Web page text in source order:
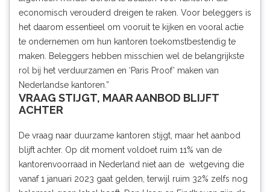
economisch verouderd dreigen te raken. Voor beleggers is
het daarom essentieel om vooruit te kijken en vooral actie
te ondernemen om hun kantoren toekomstbestendig te
maken. Beleggers hebben misschien wel de belangrijkste
rol bij het verduurzamen en ‘Paris Proof’ maken van
Nederlandse kantoren.”
VRAAG STIJGT, MAAR AANBOD BLIJFT
ACHTER
De vraag naar duurzame kantoren stijgt, maar het aanbod
blijft achter. Op dit moment voldoet ruim 11% van de
kantorenvoorraad in Nederland niet aan de wetgeving die
vanaf 1 januari 2023 gaat gelden, terwijl ruim 32% zelfs nog